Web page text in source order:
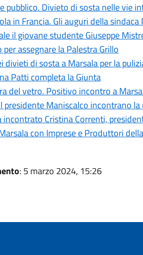
pubblico. Divieto di sosta nelle vie
in Francia. Gli auguri della sindaca
il giovane studente Giuseppe
assegnare la Palestra Grillo
divieti di sosta a Marsala per la
Patti completa la Giunta
del vetro. Positivo incontro a
presidente Maniscalco incontrano
incontrato Cristina Correnti,
con Imprese e Produttori
: 5 marzo 2024, 15:26